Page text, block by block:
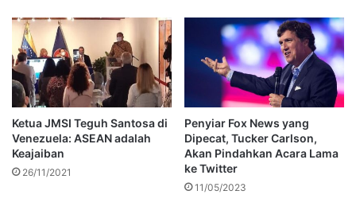
Ketua JMSI Teguh Santosa di
Venezuela: ASEAN adalah
Keajaiban
26/11/2021
Penyiar Fox News yang
Dipecat, Tucker Carlson,
Akan Pindahkan Acara Lama
ke Twitter
11/05/2023